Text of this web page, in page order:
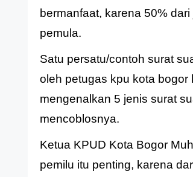
bermanfaat, karena 50%
pemula.
Satu persatu/contoh surat
oleh petugas kpu kota
mengenalkan 5 jenis surat
mencoblosnya.
Ketua KPUD Kota Bogor
pemilu itu penting, karena